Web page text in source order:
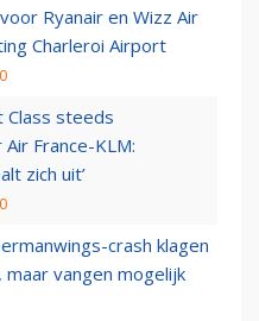
Ryanair en Wizz Air
Charleroi Airport
Class steeds
France-KLM:
zich uit’
crash klagen
vangen mogelijk